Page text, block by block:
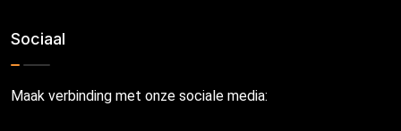
Sociaal
Maak verbinding met onze sociale media: